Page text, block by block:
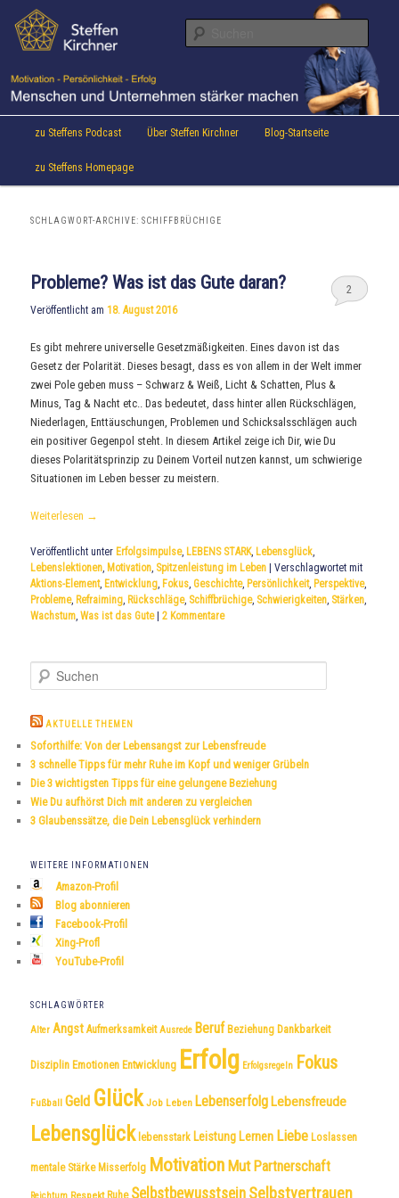
Inhalt
wechseln
sekundären
Inhalt
Steffen Kirchner Blog
Aktuelles von Speaker & Motivationstrainer Steffen Kirchner
Hauptmenü
zu Steffens Podcast Über Steffen Kirchner Blog-Startseite
zu Steffens Homepage
SCHLAGWORT-ARCHIVE:SCHIFFBRÜCHIGE
Probleme? Was ist das Gute daran?
Veröffentlicht am18. August 2016
2
Es gibt mehrere universelle Gesetzmäßigkeiten. Eines davon ist das
Gesetz der Polarität. Dieses besagt, dass es von allem in der Welt immer
zwei Pole geben muss – Schwarz & Weiß, Licht & Schatten, Plus &
Minus, Tag & Nacht etc.. Das bedeutet, dass hinter allen Rückschlägen,
Niederlagen, Enttäuschungen, Problemen und Schicksalsschlägen auch
ein positiver Gegenpol steht. In diesem Artikel zeige ich Dir, wie Du
dieses Polaritätsprinzip zu Deinem Vorteil nutzen kannst, um schwierige
Situationen im Leben besser zu meistern.
Weiterlesen →
Veröffentlicht unter Erfolgsimpulse, LEBENS STARK, Lebensglück,
Lebenslektionen, Motivation, Spitzenleistung im Leben |Verschlagwortet mit
Aktions-Element, Entwicklung, Fokus,Geschichte, Persönlichkeit, Perspektive,
Probleme, Refraiming, Rückschläge, Schiffbrüchige, Schwierigkeiten, Stärken,
Wachstum,Was ist das Gute |2 Kommentare
u
h
AKTUELLE THEMEN
Soforthilfe: Von der Lebensangst zur Lebensfreude
3 schnelle Tipps für mehr Ruhe im Kopf und weniger Grübeln
Die 3 wichtigsten Tipps für eine gelungene Beziehung
Wie Du aufhörst Dich mit anderen zu vergleichen
3 Glaubenssätze, die Dein Lebensglück verhindern
WEITERE INFORMATIONEN
Amazon-Profil
Blog abonnieren
Facebook-Profil
Xing-Profl
YouTube-Profil
SCHLAGWÖRTER
Alter Angst Aufmerksamkeit Ausrede Beruf Beziehung Dankbarkeit
Disziplin Emotionen Entwicklung Erfolg Erfolgsregeln Fokus
Fußball Geld Glück Job Leben Lebenserfolg Lebensfreude
Lebensglück lebensstark Leistung Lernen Liebe Loslassen
mentale Stärke Misserfolg Motivation Mut Partnerschaft
Selbstbewusstsein Selbstvertrauen